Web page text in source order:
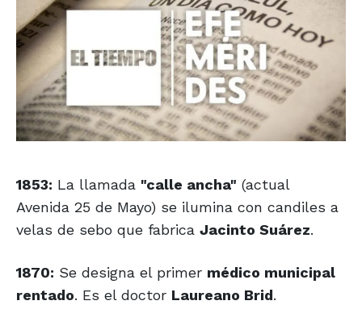
1853: La llamada "calle ancha" (actual
Avenida 25 de Mayo) se ilumina con candiles a
velas de sebo que fabrica Jacinto Suárez.
1870: Se designa el primer médico municipal
rentado. Es el doctor Laureano Brid.